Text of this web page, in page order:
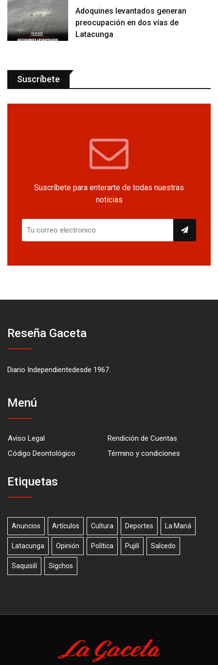
Adoquines levantados generan
preocupación en dos vías de
Latacunga
Suscríbete
Suscríbete para enterarte de todas nuestras
noticias
Reseña Gaceta
Diario Independientedesde 1967.
Menú
Aviso Legal
Rendición de Cuentas
Código Deontológico
Término y condiciones
Etiquetas
Anuncios Artículos Cultura Deportes La Maná
Latacunga Opinión Política Pujilí Salcedo
Saquisilí Sigchos